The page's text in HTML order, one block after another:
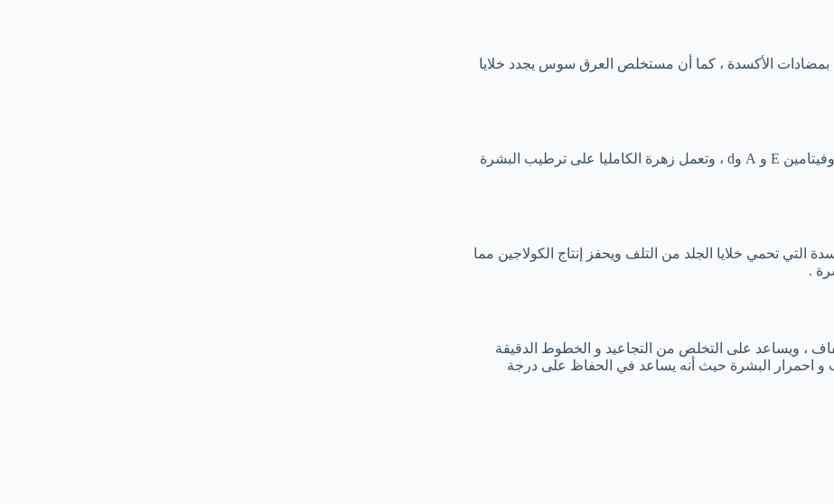
بمضادات الأكسدة ، كما أن مستخلص العرق سوس يجدد خلايا
تحتوي زهرة الكامليا على عناصر مغذية للبشرة كالاحماض الدهنية وفيتامين E و A وd ، وتعمل زهرة الكامليا على ترطيب البشرة
تحمي خلايا الجلد من التلف ويحفز إنتاج الكولاجين مما
.
، ويساعد على التخلص من التجاعيد و الخطوط الدقيقة
احمرار البشرة حيث أنه يساعد في الحفاظ على درجة